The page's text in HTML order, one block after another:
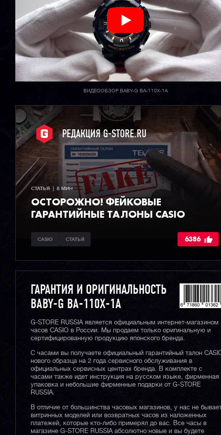
ВИДЕООБЗОР BABY-G BA-110X-1A
РЕДАКЦИЯ G-STORE.RU
СТАТЬЯ  |  8 МИН
ОСТОРОЖНО! ФЕЙКОВЫЕ
ГАРАНТИЙНЫЕ ТАЛОНЫ CASIO
CASIO СТАТЬЯ 6386
ГАРАНТИЯ И ОРИГИНАЛЬНОСТЬ
BABY-G BA-110X-1A
G-STORE RUSSIA является официальным интернет-магазином
часов CASIO в России. Мы продаем только оригинальную и
сертифицированную продукцию японского бренда.
С часами вы получаете официальный гарантийный талон
нового образца на 2 года сервисного обслуживания в
официальных сервисных центрах бренда. В комплекте с
часами также идет инструкция на русском языке, фирменная
упаковка и небольшие фирменные подарки от G-STORE
RUSSIA.
В отличие от большинства часовых магазинов, у нас не
витринных моделей или возвратных часов из наложенных
платежей, которые кто-либо примерял до вас. Все часы в
магазине G-STORE RUSSIA абсолютно новые и вы будете